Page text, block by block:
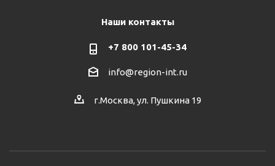
Наши контакты
+7 800 101-45-34
info@region-int.ru
г.Москва, ул. Пушкина 19